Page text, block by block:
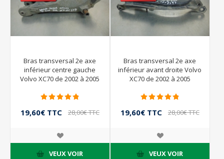
Bras transversal 2e axe
inférieur centre gauche
Volvo XC70 de 2002 à 2005
19,60€ TTC 28,00€ TTC
VEUX VOIR
Bras transversal 2e axe
inférieur avant droite Volvo
XC70 de 2002 à 2005
19,60€ TTC 28,00€ TTC
VEUX VOIR